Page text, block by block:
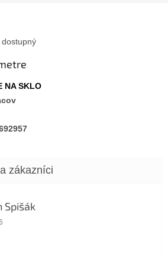
NA SKLO
Spišák
obchodu je 5 z 5 hviezdičiek.